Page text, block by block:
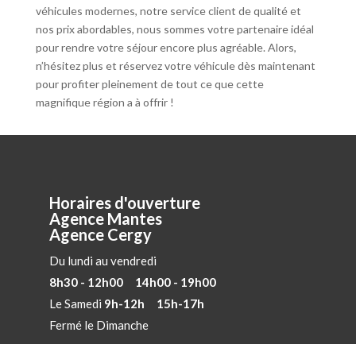
véhicules modernes, notre service client de qualité et
nos prix abordables, nous sommes votre partenaire idéal
pour rendre votre séjour encore plus agréable. Alors,
n’hésitez plus et réservez votre véhicule dès maintenant
pour profiter pleinement de tout ce que cette
magnifique région a à offrir !
Horaires d'ouverture
Agence Mantes
Agence Cergy
Du lundi au vendredi
8h30 - 12h00 14h00 - 19h00
Le Samedi 9h-12h 15h-17h
Fermé le Dimanche